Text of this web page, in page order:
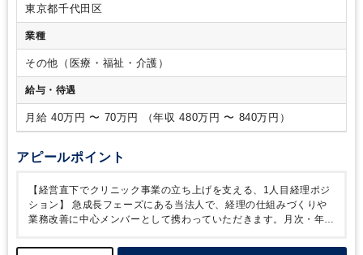
川県・大阪府を中心に、整形外科・小児科等のクリニックを継
承し、新しい経営モデルの一般診療科クリニックを展開するク
リニックグループです。私たちは、全国で増加するクリニック
の後継者不足や地域医療の縮小という課題に対し、承継・新規
開設を通じて持続可能な地域医療を再構築することを使命とし
ています。
の幅広い経理経験
東京都千代田区
業種
その他（医療・福祉・介護）
給与・待遇
月給 40万円 〜 70万円 （年収 480万円 〜 840万円）
アピールポイント
【経営直下でクリニック事業の立ち上げを支える、1人目経理ポジ
ション】
急成長フェーズにある当法人で、経理の仕組みづくりや
業務改善に中心メンバーとして携わっていただきます。月次・年次
仕事”ができる環境です。 働き方についても柔軟性が高く、半日在